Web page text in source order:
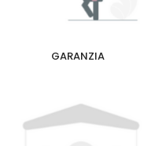
GARANZIA